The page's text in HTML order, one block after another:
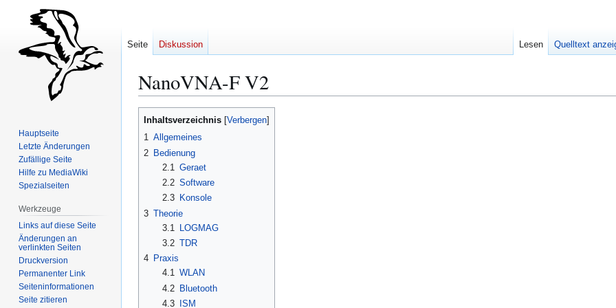
NanoVNA-F V2
Zur
springen
Zur
springen
Inhaltsverzeichnis
1 Allgemeines
2 Bedienung
2.1
Geraet
2.2 Software
2.3
Konsole
3 Theorie
3.1
LOGMAG
3.2 TDR
4 Praxis
4.1 WLAN
4.2 Bluetooth
4.3
ISM
Seite Diskussion Lesen Quelltext
Hauptseite
Letzte Änderungen
Zufällige Seite
Hilfe zu MediaWiki
Spezialseiten
Werkzeuge
Links auf diese Seite
Änderungen an
verlinkten Seiten
Druckversion
Permanenter Link
Seiten­­informationen
Seite zitieren